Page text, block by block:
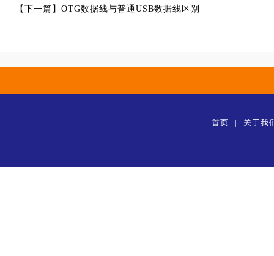
【下一篇】 OTG数据线与普通USB数据线区别
首页 | 关于我